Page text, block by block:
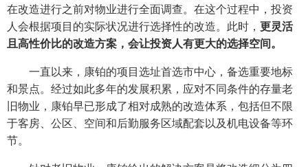
在改造进行之前对物业进行全面调查。在这个过程中，投资
人会根据项目的实际状况进行选择性的改造。此时， 更灵活
且高性价比的改造方案，会让投资人有更大的选择空间。
一直以来，康铂的项目选址首选市中心，备选重要地标
和景点。经过如此多年的发展积累，应对不同条件的存量老
旧物业，康铂早已形成了相对成熟的改造体系，包括但不限
于客房、公区、空间和后勤服务区域配套以及机电设备等环
节。